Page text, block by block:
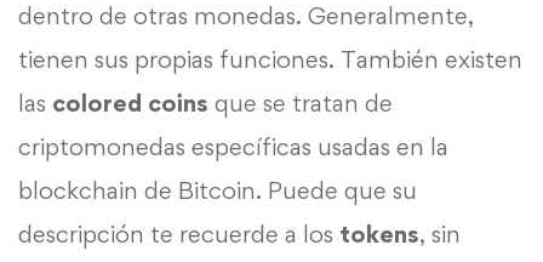
dentro de otras monedas. Generalmente,
tienen sus propias funciones. También existen
las colored coins que se tratan de
criptomonedas específicas usadas en la
blockchain de Bitcoin. Puede que su
descripción te recuerde a los tokens, sin